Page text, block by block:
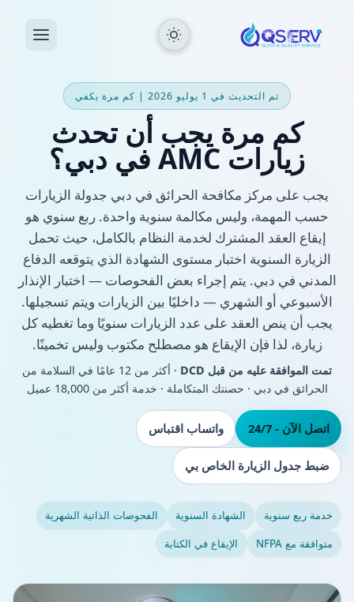
تم التحديث في 1 يوليو 2026 | كم مرة يكفي
كم مرة يجب أن تحدث
زيارات AMC في دبي؟
يجب على مركز مكافحة الحرائق في دبي جدولة الزيارات
حسب المهمة، وليس مكالمة سنوية واحدة. ربع سنوي هو
إيقاع العقد المشترك لخدمة النظام بالكامل، حيث تحمل
الزيارة السنوية اختبار مستوى الشهادة الذي يتوقعه الدفاع
المدني في دبي. يتم إجراء بعض الفحوصات — اختبار الإنذار
الأسبوعي أو الشهري — داخليًا بين الزيارات ويتم تسجيلها.
يجب أن ينص العقد على عدد الزيارات سنويًا وما تغطيه كل
زيارة، لذا فإن الإيقاع هو مصطلح مكتوب وليس تخمينًا.
تمت الموافقة عليه من قبل DCD
· أكثر من 12 عامًا في السلامة من
الحرائق في دبي · حصنتك المتكاملة · خدمة أكثر من 18,000 عميل
اتصل الآن - 24/7 واتساب اقتباس
ضبط جدول الزيارة الخاص بي
خدمة ربع سنوية الشهادة السنوية
الفحوصات الذاتية الشهرية
متوافقة مع NFPA
الإيقاع في الكتابة